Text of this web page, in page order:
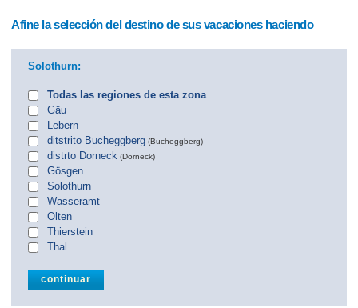
otro país
Afine la selección del destino de sus vacaciones haciendo
Solothurn:
Todas las regiones de esta zona
Gäu
Lebern
ditstrito Bucheggberg (Bucheggberg)
distrto Dorneck (Dorneck)
Gösgen
Solothurn
Wasseramt
Olten
Thierstein
Thal